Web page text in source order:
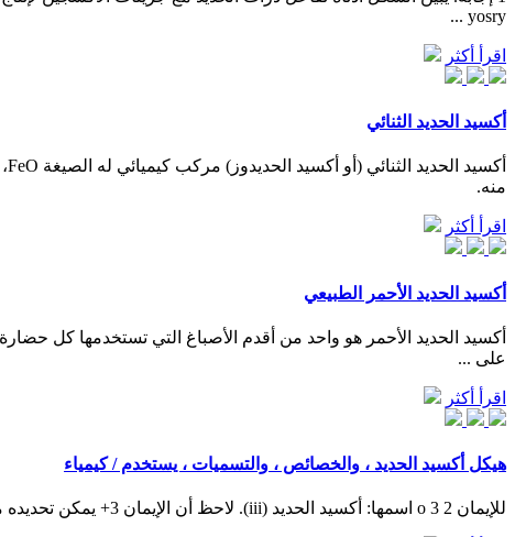
yosry ...
اقرأ أكثر
أكسيد الحديد الثنائي
منه.
اقرأ أكثر
أكسيد الحديد الأحمر الطبيعي
أكسيد الحديد الأحمر هو واحد من أقدم الأصباغ التي تستخدمها كل
على ...
اقرأ أكثر
هيكل أكسيد الحديد ، والخصائص ، والتسميات ، يستخدم / كيمياء
للإيمان 2 o 3 اسمها: أكسيد الحديد (iii). لاحظ أن الإيمان 3+ يمكن تحديده من خلال المبالغ الجبرية. إذا كان يا 2-2x (التكافؤ المعدني) + 3 (-2) = 0. ببساطة عن طريق مسح x تحصل على التكافؤ من fe في أكسيد.